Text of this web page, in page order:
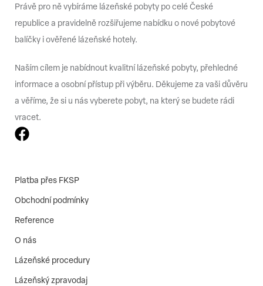
Právě pro ně vybíráme lázeňské pobyty po celé České
republice a pravidelně rozšiřujeme nabídku o nové pobytové
balíčky i ověřené lázeňské hotely.
Naším cílem je nabídnout kvalitní lázeňské pobyty, přehledné
informace a osobní přístup při výběru. Děkujeme za vaši důvěru
a věříme, že si u nás vyberete pobyt, na který se budete rádi
vracet.
Platba přes FKSP
Obchodní podmínky
Reference
O nás
Lázeňské procedury
Lázeňský zpravodaj